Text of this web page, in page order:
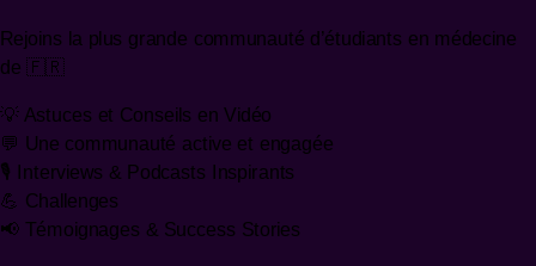
Rejoins la plus grande communauté d’étudiants en médecine
de 🇫🇷
💡 Astuces et Conseils en Vidéo
💬 Une communauté active et engagée
🎙️ Interviews & Podcasts Inspirants
💪 Challenges
📢 Témoignages & Success Stories